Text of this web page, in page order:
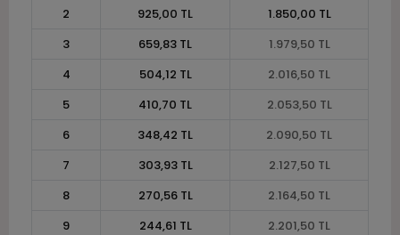
2 925,00 TL
1.850,00 TL
3
659,83 TL
1.979,50 TL
4
504,12 TL
2.016,50 TL
5
410,70 TL
2.053,50 TL
6
348,42 TL
2.090,50 TL
7
303,93 TL
2.127,50 TL
8
270,56 TL
2.164,50 TL
9
244,61 TL
2.201,50 TL